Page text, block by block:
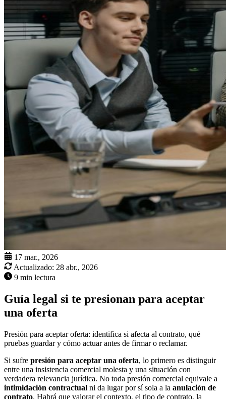
17 mar., 2026
Actualizado: 28 abr., 2026
9 min lectura
Guía legal si te presionan para aceptar
una oferta
Presión para aceptar oferta: identifica si afecta al contrato, qué
pruebas guardar y cómo actuar antes de firmar o reclamar.
Si sufre presión para aceptar una oferta, lo primero es distinguir
entre una insistencia comercial molesta y una situación con
verdadera relevancia jurídica. No toda presión comercial equivale a
intimidación contractual ni da lugar por sí sola a la anulación de
contrato. Habrá que valorar el contexto, el tipo de contrato, la